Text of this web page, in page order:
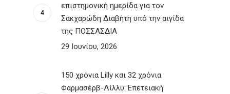
επιστημονική ημερίδα για τον
Σακχαρώδη Διαβήτη υπό την αιγίδα
της ΠΟΣΣΑΣΔΙΑ
29 Ιουνίου, 2026
150 χρόνια Lilly και 32 χρόνια
Φαρμασέρβ-Λίλλυ: Eπετειακή